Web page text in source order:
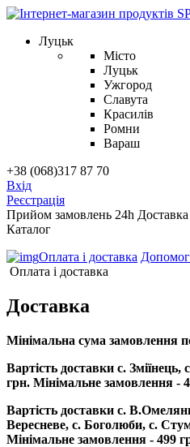
Луцьк
Місто
Луцьк
Ужгород
Славута
Красилів
Ромни
Вараш
+38 (068)317 87 70
Вхід
Реєстрація
Прийом замовлень 24h
Каталог
Оплата і доставка
Оплата і доставка
Доставка
Мінімальна сума замовлення
Вартість доставки с. Зміїнець,
грн. Мінімальне замовлення -
Вартість доставки с.
Вересневе, с. Боголюби, с.
Мінімальне замовлення - 499